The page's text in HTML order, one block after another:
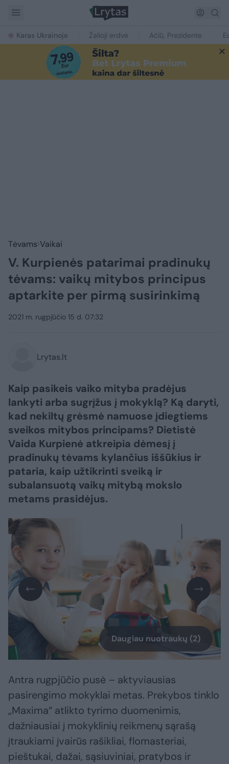
Karas Ukrainoje Žalioji erdvė Ačiū, Prezidente
Tėvams Vaikai
V. Kurpienės patarimai pradinukų
tėvams: vaikų mitybos principus
aptarkite per pirmą susirinkimą
2021 m. rugpjūčio 15 d. 07:32
Lrytas.lt
Kaip pasikeis vaiko mityba pradėjus
lankyti arba sugrįžus į mokyklą? Ką daryti,
kad nekiltų grėsmė namuose įdiegtiems
sveikos mitybos principams? Dietistė
Vaida Kurpienė atkreipia dėmesį į
pradinukų tėvams kylančius iššūkius ir
pataria, kaip užtikrinti sveiką ir
subalansuotą vaikų mitybą mokslo
metams prasidėjus.
Daugiau nuotraukų (2)
Antra rugpjūčio pusė – aktyviausias
pasirengimo mokyklai metas. Prekybos tinklo
„Maxima“ atlikto tyrimo duomenimis,
dažniausiai į mokyklinių reikmenų sąrašą
įtraukiami įvairūs rašikliai, flomasteriai,
pieštukai, dažai, sąsiuviniai, pratybos ir